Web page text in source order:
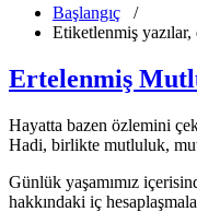
Başlangıç /
Etiketlenmiş
Ertelenmiş
Hayatta bazen özlemini
Hadi, birlikte mutluluk,
Günlük yaşamımız
hakkındaki iç